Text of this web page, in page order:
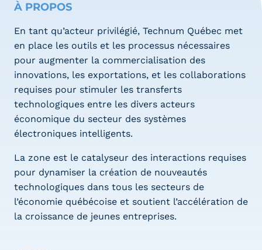
À PROPOS
En tant qu’acteur privilégié, Technum Québec met
en place les outils et les processus nécessaires
pour augmenter la commercialisation des
innovations, les exportations, et les collaborations
requises pour stimuler les transferts
technologiques entre les divers acteurs
économique du secteur des systèmes
électroniques intelligents.
La zone est le catalyseur des interactions requises
pour dynamiser la création de nouveautés
technologiques dans tous les secteurs de
l’économie québécoise et soutient l’accélération de
la croissance de jeunes entreprises.